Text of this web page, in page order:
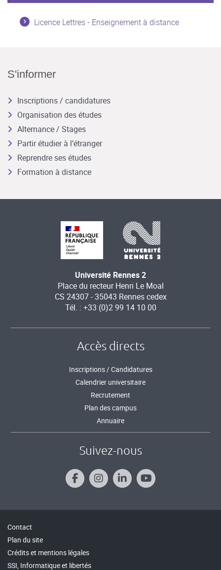
Licence Lettres - Enseignement à distance
S'informer
Inscriptions / candidatures
Organisation des études
Alternance / Stages
Partir étudier à l’étranger
Reprendre ses études
Formation à distance
Université Rennes 2
Place du recteur Henri Le Moal
CS 24307 - 35043 Rennes cedex
Tél. : +33 (0)2 99 14 10 00
Accès directs
Inscriptions / Candidatures
Calendrier universitaire
Recrutement
Plan des campus
Annuaire
Suivez-nous
Contact
Plan du site
Crédits et mentions légales
SSI, Informatique et libertés